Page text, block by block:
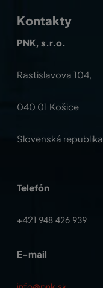
Kontakty
PNK, s.r.o.
Rastislavova 104,
040 01 Košice
Slovenská republika
Telefón
+421 948 426 939
E-mail